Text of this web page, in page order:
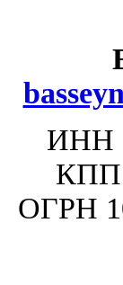
ИНН
КПП
ОГРН